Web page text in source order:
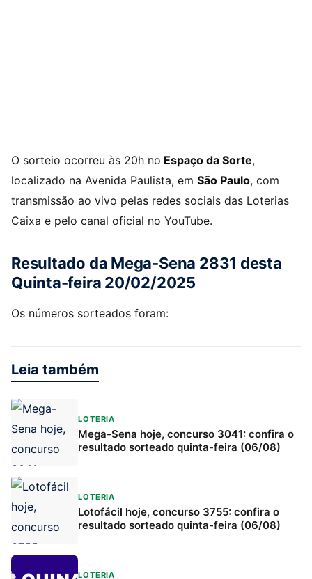
O sorteio ocorreu às 20h no Espaço da Sorte,
localizado na Avenida Paulista, em São Paulo, com
transmissão ao vivo pelas redes sociais das Loterias
Caixa e pelo canal oficial no YouTube.
Resultado da Mega-Sena 2831 desta
Quinta-feira 20/02/2025
Os números sorteados foram:
Leia também
LOTERIA
Mega-Sena hoje, concurso 3041: confira o
resultado sorteado quinta-feira (06/08)
LOTERIA
Lotofácil hoje, concurso 3755: confira o
resultado sorteado quinta-feira (06/08)
LOTERIA